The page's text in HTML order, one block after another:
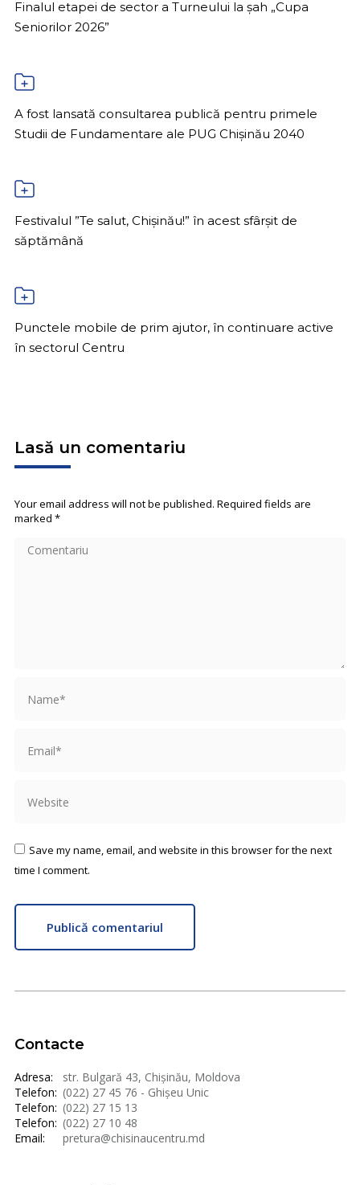
Finalul etapei de sector a Turneului la șah „Cupa
Seniorilor 2026”
A fost lansată consultarea publică pentru primele
Studii de Fundamentare ale PUG Chișinău 2040
Festivalul ”Te salut, Chișinău!” în acest sfârșit de
săptămână
Punctele mobile de prim ajutor, în continuare active
în sectorul Centru
Lasă un comentariu
Your email address will not be published. Required fields are
marked *
Comentariu
Save my name, email, and website in this browser for the next
time I comment.
Publică comentariul
Contacte
Adresa:
str. Bulgară 43, Chișinău, Moldova
Telefon: (022) 27 45 76 - Ghișeu Unic
Telefon: (022) 27 15 13
Telefon: (022) 27 10 48
Email:
pretura@chisinaucentru.md